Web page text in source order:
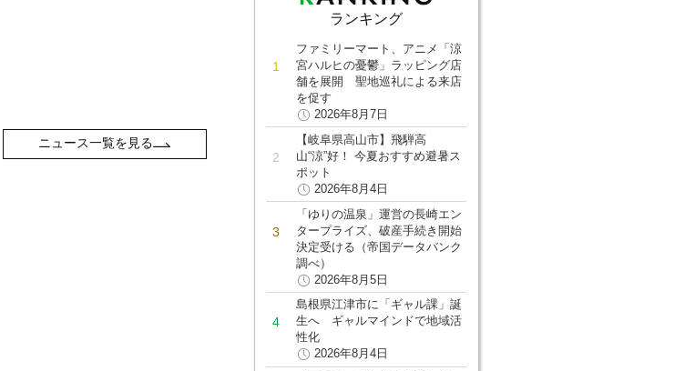
ニュース一覧を見る
ランキング
ファミリーマート、アニメ「涼
宮ハルヒの憂鬱」ラッピング店
舗を展開 聖地巡礼による来店
を促す
2026年8月7日
【岐阜県高山市】飛騨高
山“涼”好！ 今夏おすすめ避暑ス
ポット
2026年8月4日
「ゆりの温泉」運営の長崎エン
タープライズ、破産手続き開始
決定受ける（帝国データバンク
調べ）
2026年8月5日
島根県江津市に「ギャル課」誕
生へ ギャルマインドで地域活
性化
2026年8月4日